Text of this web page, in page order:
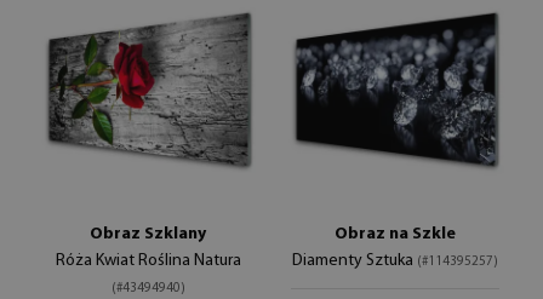
Obraz Szklany
Róża Kwiat Roślina Natura
(#43494940)
Obraz na Szkle
Diamenty Sztuka (#114395257)